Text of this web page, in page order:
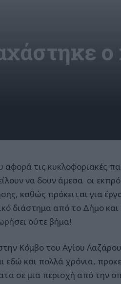
τις κυκλοφοριακές
να δουν άμεσα οι
καθώς πρόκειται για
διάστημα από το Δήμο και
ούτε βήμα!
Κόμβο του Αγίου
εδώ και πολλά χρόνια,
σε μια περιοχή από την